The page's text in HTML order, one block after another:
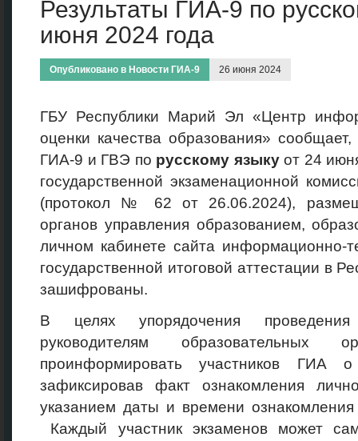
Результаты ГИА-9 по
июня 2024 года
Опубликовано в Новости ГИА-9 26 июня 2024
ГБУ Республики Марий Эл «Центр
оценки качества образования»
ГИА-9 и ГВЭ по русскому языкуот 24
государственной экзаменационной
(протокол № 62 от 26.06.2024),
органов управления образованием,
личном кабинете сайта информационно-
государственной итоговой аттестации в
зашифрованы.
В целях упорядочения
руководителям образовательных
проинформировать участников ГИА о
зафиксировав факт ознакомления
указанием даты и времени ознакомления
Каждый участник экзаменов может